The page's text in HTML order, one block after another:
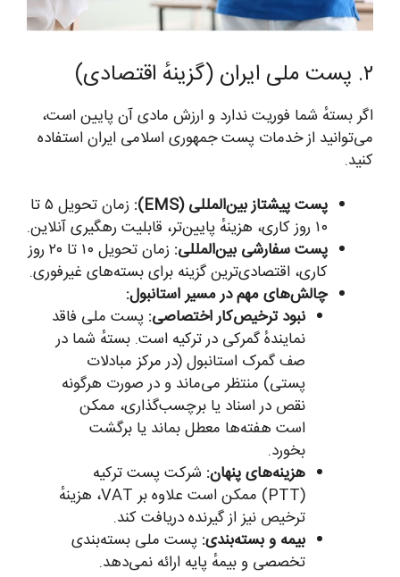
۲. پست ملی ایران (گزینهٔ اقتصادی)
اگر بستهٔ شما فوریت ندارد و ارزش مادی آن پایین است،
می‌توانید از خدمات پست جمهوری اسلامی ایران استفاده
کنید.
پست پیشتاز بین‌المللی (EMS):
زمان تحویل ۵ تا
۱۰ روز کاری، هزینهٔ پایین‌تر، قابلیت رهگیری آنلاین.
پست سفارشی بین‌المللی:
زمان تحویل ۱۰ تا ۲۰ روز
کاری، اقتصادی‌ترین گزینه برای بسته‌های غیرفوری.
چالش‌های مهم در مسیر استانبول:
نبود ترخیص‌کار اختصاصی: پست ملی فاقد
نمایندهٔ گمرکی در ترکیه است. بستهٔ شما در
صف گمرک استانبول (در مرکز مبادلات
پستی) منتظر می‌ماند و در صورت هرگونه
نقص در اسناد یا برچسب‌گذاری، ممکن
است هفته‌ها معطل بماند یا برگشت
بخورد.
هزینه‌های پنهان: شرکت پست ترکیه
(PTT) ممکن است علاوه بر VAT، هزینهٔ
ترخیص نیز از گیرنده دریافت کند.
بیمه و بسته‌بندی: پست ملی بسته‌بندی
تخصصی و بیمهٔ پایه ارائه نمی‌دهد.